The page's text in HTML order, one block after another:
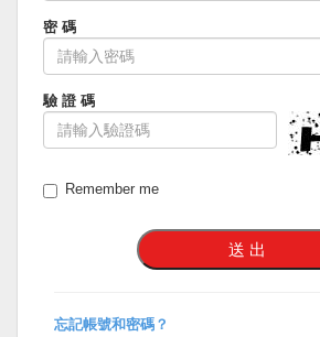
密 碼
驗 證 碼
Remember me
忘記帳號和密碼？